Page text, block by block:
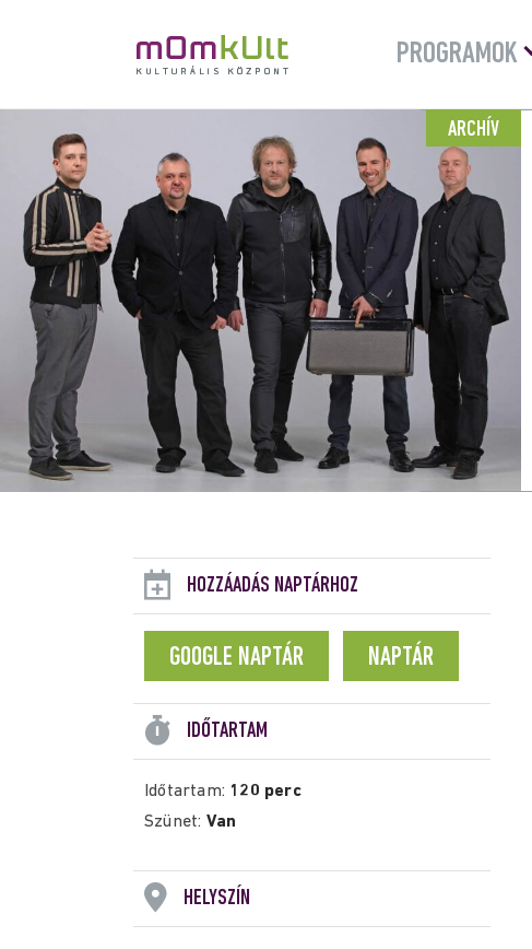
PROGRAMOK
ARCHÍV
HOZZÁADÁS NAPTÁRHOZ
GOOGLE NAPTÁR NAPTÁR
IDŐTARTAM
Időtartam: 120 perc
Szünet: Van
HELYSZÍN